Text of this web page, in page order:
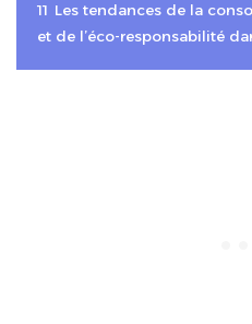
11 Les tendances de la
et de l’éco-responsabilité